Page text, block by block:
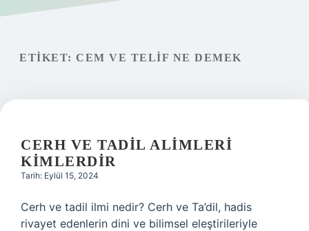
Gizlilik Politikası
ETIKET: CEM VE TELIF NE DEMEK
CERH VE TADIL ALIMLERI
KIMLERDIR
Tarih: Eylül 15, 2024
Cerh ve tadil ilmi nedir? Cerh ve Ta’dil, hadis
rivayet edenlerin dini ve bilimsel eleştirileriyle